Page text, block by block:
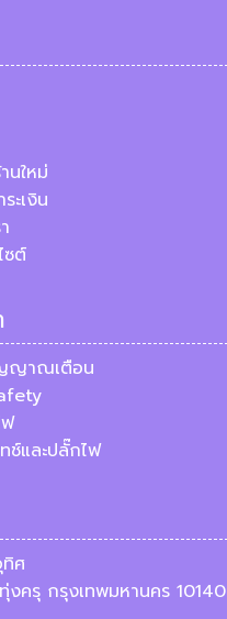
นใหม่
ะเงิน
ซต์
าณเตือน
และปลั๊กไฟ
ศ
งครุ กรุงเทพมหานคร 10140